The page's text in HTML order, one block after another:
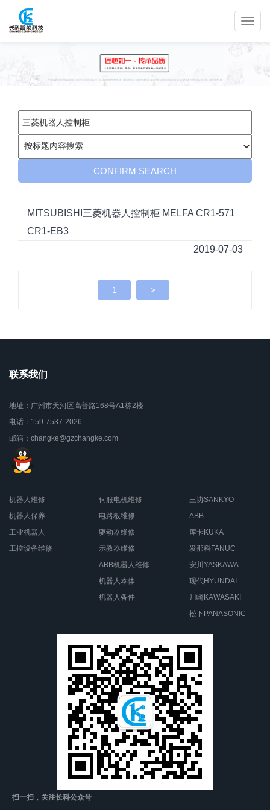
MITSUBISHI三菱机器人控制柜 MELFA CR1-571
CR1-EB3
2019-07-03
1 >
联系我们
地址：广州市天河区高普路168号A1栋2楼
电话：159-7537-2026
邮箱：changke@gzchangke.com
机器人维修
机器人保养
工业机器人
工控设备维修
伺服电机维修
电路板维修
驱动器维修
示教器维修
ABB机器人维修
机器人本体
机器人备件
三协SANKYO
ABB
库卡KUKA
发那科FANUC
安川YASKAWA
现代HYUNDAI
川崎KAWASAKI
松下PANASONIC
扫一扫，关注长科公众号